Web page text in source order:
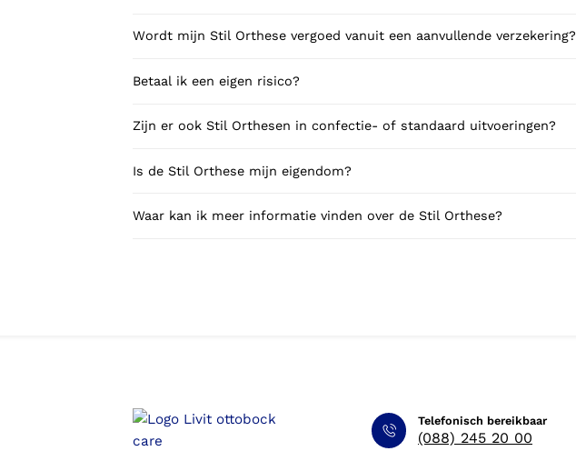
Wordt mijn Stil Orthese vergoed vanuit een aanvullende verzekering?
Betaal ik een eigen risico?
Zijn er ook Stil Orthesen in confectie- of standaard uitvoeringen?
Is de Stil Orthese mijn eigendom?
Waar kan ik meer informatie vinden over de Stil Orthese?
Telefonisch bereikbaar
(088) 245 20 00